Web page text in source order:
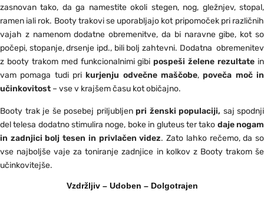
zasnovan tako, da ga namestite okoli stegen, nog, gležnjev, stopal,
ramen iali rok. Booty trakovi se uporabljajo kot pripomoček pri različnih
vajah z namenom dodatne obremenitve, da bi naravne gibe, kot so
počepi, stopanje, drsenje ipd., bili bolj zahtevni. Dodatna obremenitev
z booty trakom med funkcionalnimi gibipospeši želene rezultate in
vam pomaga tudi prikurjenju odvečne maščobe,poveča moč in
učinkovitost – vse v krajšem času kot običajno.
Booty trak je še posebej priljubljenpri ženski populaciji, saj spodnji
del telesa dodatno stimulira noge, boke in gluteus ter tako daje nogam
in zadnjici bolj tesen in privlačen videz. Zato lahko rečemo, da so
vse najboljše vaje za toniranje zadnjice in kolkov z Booty trakom še
učinkovitejše.
Vzdržljiv – Udoben – Dolgotrajen